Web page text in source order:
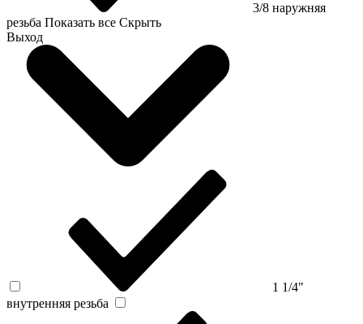
3/8 наружняя
резьба Показать все Скрыть
Выход
1 1/4"
внутренняя резьба